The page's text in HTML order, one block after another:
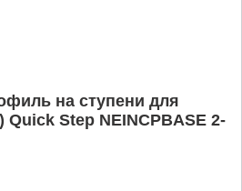
на ступени для
Quick Step NEINCPBASE 2-